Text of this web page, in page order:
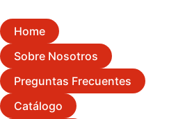
Home
Sobre Nosotros
Preguntas Frecuentes
Catálogo